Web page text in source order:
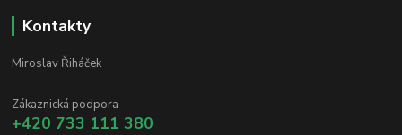
Kontakty
Miroslav Řiháček
Zákaznická podpora
+420 733 111 380